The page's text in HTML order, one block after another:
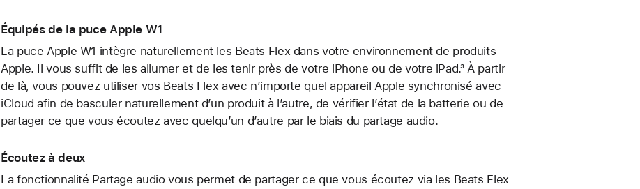
Équipés de la puce Apple W1
La puce Apple W1 intègre naturellement les Beats Flex dans votre environnement de produits
Apple. Il vous suffit de les allumer et de les tenir près de votre iPhone ou de votre iPad.³ À partir
de là, vous pouvez utiliser vos Beats Flex avec n’importe quel appareil Apple synchronisé avec
iCloud afin de basculer naturellement d’un produit à l’autre, de vérifier l’état de la batterie ou de
partager ce que vous écoutez avec quelqu’un d’autre par le biais du partage audio.
Écoutez à deux
La fonctionnalité Partage audio vous permet de partager ce que vous écoutez via les Beats Flex